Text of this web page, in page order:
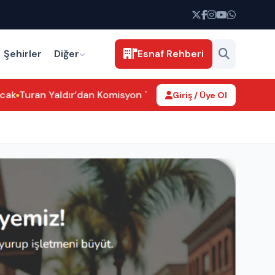
Şehirler Diğer Esnaf Rehberi
Turan Yaldır’dan Komisyon Tepkisi: “Bu Vebale Ortak
Giriş / Üye Ol